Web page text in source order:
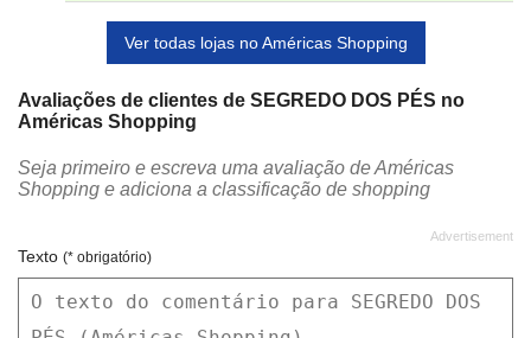
Ver todas lojas no Américas Shopping
Avaliações de clientes de SEGREDO DOS PÉS no
Américas Shopping
Seja primeiro e escreva uma avaliação de Américas
Shopping e adiciona a classificação de shopping
Texto (* obrigatório)